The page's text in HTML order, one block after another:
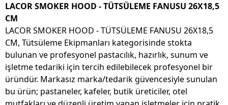
LACOR SMOKER HOOD - TÜTSÜLEME FANUSU 26X18,5
CM
LACOR SMOKER HOOD - TÜTSÜLEME FANUSU 26X18,5
CM, Tütsüleme Ekipmanları kategorisinde stokta
bulunan ve profesyonel pastacılık, hazırlık, sunum ve
işletme tedariki için tercih edilebilecek profesyonel bir
üründür. Markasız marka/tedarik güvencesiyle sunulan
bu ürün; pastaneler, kafeler, butik üreticiler, otel